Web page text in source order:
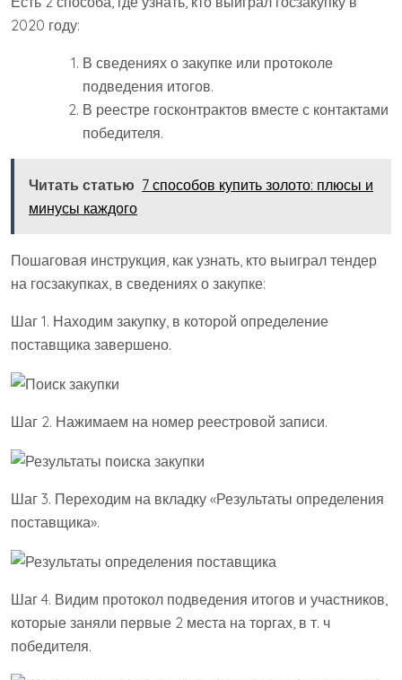
2020 году:
В сведениях о закупке или протоколе
подведения итогов.
В реестре госконтрактов вместе с контактами
победителя.
Читать статью 7 способов купить золото: плюсы и
минусы каждого
Пошаговая инструкция, как узнать, кто выиграл тендер
на госзакупках, в сведениях о закупке:
Шаг 1. Находим закупку, в которой определение
поставщика завершено.
Шаг 2. Нажимаем на номер реестровой записи.
Шаг 3. Переходим на вкладку «Результаты определения
поставщика».
Шаг 4. Видим протокол подведения итогов и участников,
которые заняли первые 2 места на торгах, в т. ч
победителя.